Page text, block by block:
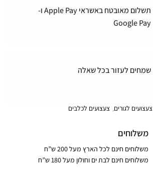
תשלום מאובטח באשראי Apple Pay ו-
Google Pay
שמחים לעזור בכל שאלה
צעצועים לגורים, צעצועים לכלבים
משלוחים
משלוחים חינם לכל הארץ מעל 200 ש”ח
משלוחים חינם לבת ים וחולון מעל 180 ש”ח